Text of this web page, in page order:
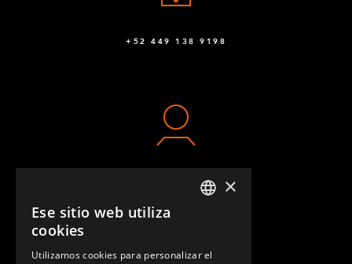
+52 449 138 9198
CONTACTO ×
Ese sitio web utiliza
cookies
Utilizamos cookies para personalizar el